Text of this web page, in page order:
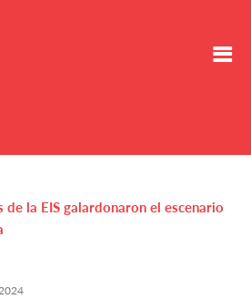
la EIS galardonaron el escenario